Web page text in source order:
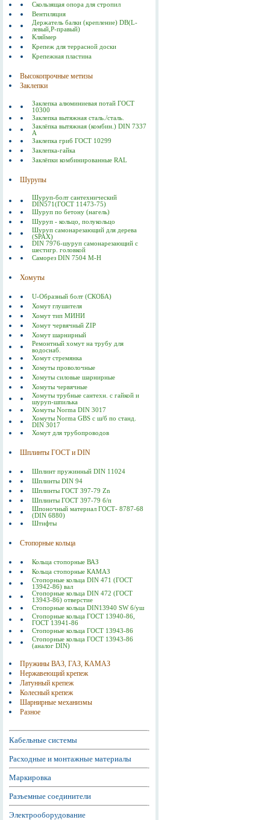
Скользящая опора для стропил
Вентиляция
Держатель балки (крепление) DB(L-
левый,P-правый)
Кляймер
Крепеж для террасной доски
Крепежная пластина
Высокопрочные метизы
Заклепки
Заклепка алюминиевая потай ГОСТ
10300
Заклепка вытяжная сталь./сталь.
Заклёпка вытяжная (комбин.) DIN 7337
А
Заклепка гриб ГОСТ 10299
Заклепка-гайка
Заклёпки комбинированные RAL
Шурупы
Шуруп-болт сантехнический
DIN571(ГОСТ 11473-75)
Шуруп по бетону (нагель)
Шуруп - кольцо, полукольцо
Шуруп самонарезающий для дерева
(SPAX)
DIN 7976-шуруп самонарезающий с
шестигр. головкой
Саморез DIN 7504 M-H
Хомуты
U-Образный болт (СКОБА)
Хомут глушителя
Хомут тип МИНИ
Хомут червячный ZIP
Хомут шарнирный
Ремонтный хомут на трубу для
водоснаб.
Хомут стремянка
Хомуты проволочные
Хомуты силовые шарнирные
Хомуты червячные
Хомуты трубные сантехн. с гайкой и
шуруп-шпилька
Хомуты Norma DIN 3017
Хомуты Norma GBS с ш/б по станд.
DIN 3017
Хомут для трубопроводов
Шплинты ГОСТ и DIN
Шплинт пружинный DIN 11024
Шплинты DIN 94
Шплинты ГОСТ 397-79 Zn
Шплинты ГОСТ 397-79 б/п
Шпоночный материал ГОСТ- 8787-68
(DIN 6880)
Штифты
Стопорные кольца
Кольца стопорные ВАЗ
Кольца стопорные КАМАЗ
Стопорные кольца DIN 471 (ГОСТ
13942-86) вал
Стопорные кольца DIN 472 (ГОСТ
13943-86) отверстие
Стопорные кольца DIN13940 SW б/уш
Стопорные кольца ГОСТ 13940-86,
ГОСТ 13941-86
Стопорные кольца ГОСТ 13943-86
Стопорные кольца ГОСТ 13943-86
(аналог DIN)
Пружины ВАЗ, ГАЗ, КАМАЗ
Нержавеющий крепеж
Латунный крепеж
Колесный крепеж
Шарнирные механизмы
Разное
Кабельные системы
Расходные и монтажные материалы
Маркировка
Разъемные соединители
Электрооборудование